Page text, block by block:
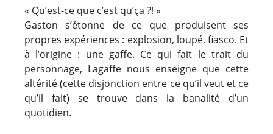
« Qu’est-ce que c’est qu’ça ?! »
Gaston s’étonne de ce que produisent ses
propres expériences : explosion, loupé, fiasco. Et
à l’origine : une gaffe. Ce qui fait le trait du
personnage, Lagaffe nous enseigne que cette
altérité (cette disjonction entre ce qu’il veut et ce
qu’il fait) se trouve dans la banalité d’un
quotidien.